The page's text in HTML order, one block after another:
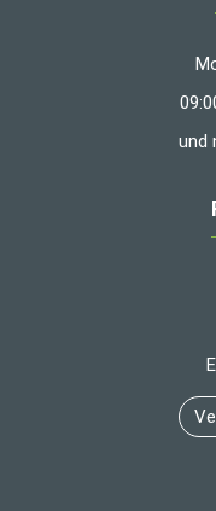
und